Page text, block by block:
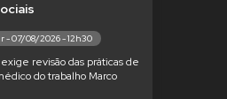
- 07/08/2026 - 12h30
revisão das práticas de
do trabalho Marco